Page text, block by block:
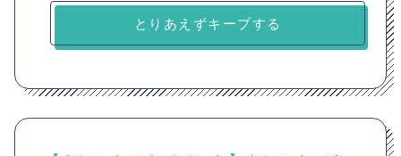
とりあえずキープする